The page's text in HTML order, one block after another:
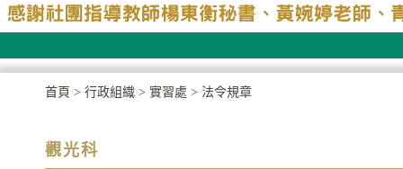
首頁 > 行政組織 > 實習處 > 法令規章
觀光科